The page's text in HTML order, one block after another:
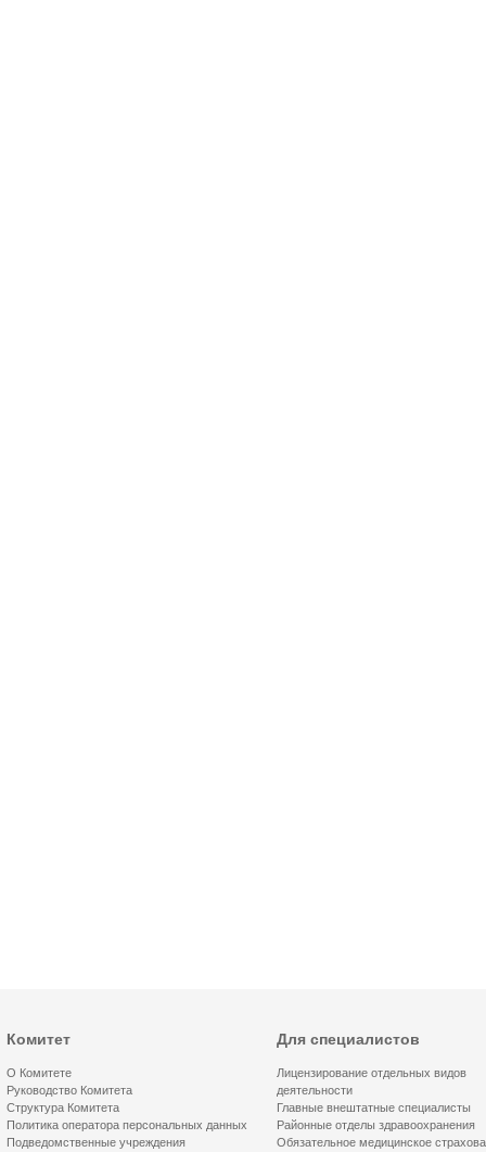
Комитет
О Комитете
Руководство Комитета
Структура Комитета
Политика оператора персональных данных
Подведомственные учреждения
Для специалистов
Лицензирование отдельных видов
деятельности
Главные внештатные специалисты
Районные отделы здравоохранения
Обязательное медицинское